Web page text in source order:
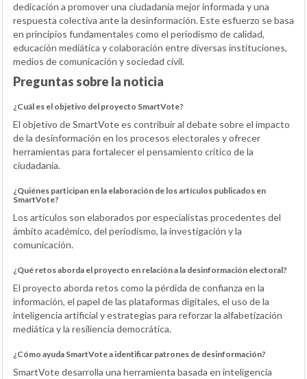
dedicación a promover una ciudadanía mejor informada y una
respuesta colectiva ante la desinformación. Este esfuerzo se basa
en principios fundamentales como el periodismo de calidad,
educación mediática y colaboración entre diversas instituciones,
medios de comunicación y sociedad civil.
Preguntas sobre la noticia
¿Cuál es el objetivo del proyecto SmartVote?
El objetivo de SmartVote es contribuir al debate sobre el impacto
de la desinformación en los procesos electorales y ofrecer
herramientas para fortalecer el pensamiento crítico de la
ciudadanía.
¿Quiénes participan en la elaboración de los artículos publicados en
SmartVote?
Los artículos son elaborados por especialistas procedentes del
ámbito académico, del periodismo, la investigación y la
comunicación.
¿Qué retos aborda el proyecto en relación a la desinformación electoral?
El proyecto aborda retos como la pérdida de confianza en la
información, el papel de las plataformas digitales, el uso de la
inteligencia artificial y estrategias para reforzar la alfabetización
mediática y la resiliencia democrática.
¿Cómo ayuda SmartVote a identificar patrones de desinformación?
SmartVote desarrolla una herramienta basada en inteligencia